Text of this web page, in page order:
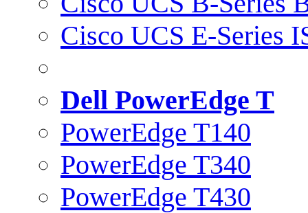
Cisco UCS E-Series
Dell PowerEdge T
PowerEdge T140
PowerEdge T340
PowerEdge T430